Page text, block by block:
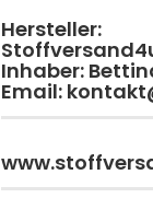
Hersteller:
Inhaber:
Email: